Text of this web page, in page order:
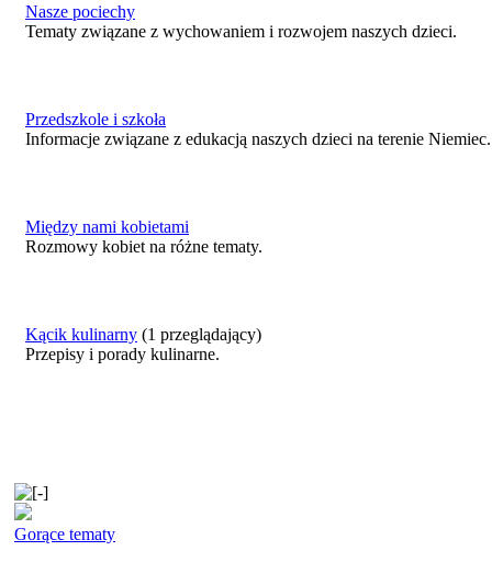
Nasze pociechy
Tematy związane z wychowaniem i rozwojem naszych dzieci.
Przedszkole i szkoła
Informacje związane z edukacją naszych dzieci na terenie Niemiec.
Między nami kobietami
Rozmowy kobiet na różne tematy.
Kącik kulinarny (1 przeglądający)
Przepisy i porady kulinarne.
Gorące tematy